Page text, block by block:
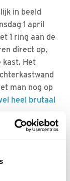
in beeld
1 april
1 ring aan de
direct op,
kast. Het
man nog op
heel brutaal
mee richting
bedreiging.